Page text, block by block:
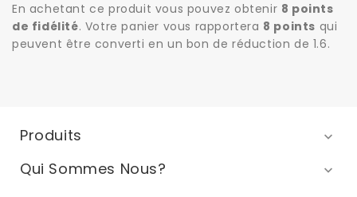
En achetant ce produit vous pouvez obtenir 8 points
de fidélité. Votre panier vous rapportera 8 points qui
peuvent être converti en un bon de réduction de 1.6.
Produits 
Qui Sommes Nous? 